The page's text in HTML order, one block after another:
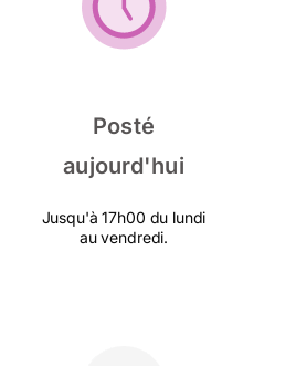
Posté
aujourd'hui
Jusqu'à 17h00 du lundi
au vendredi.